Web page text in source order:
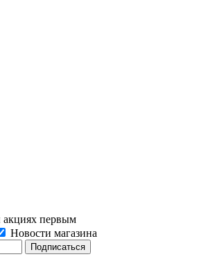
акциях первым
Новости магазина